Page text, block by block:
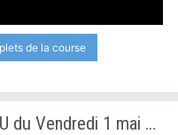
de la course
Les vidéos des courses PMU du Vendredi 1 mai 2026